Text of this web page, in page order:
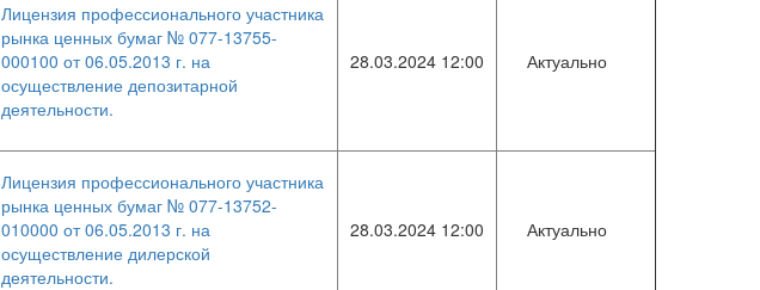
Лицензия профессионального участника
рынка ценных бумаг № 077-13755-
000100 от 06.05.2013 г. на
осуществление депозитарной
деятельности.
28.03.2024 12:00 Актуально
Лицензия профессионального участника
рынка ценных бумаг № 077-13752-
010000 от 06.05.2013 г. на
осуществление дилерской
деятельности.
28.03.2024 12:00 Актуально